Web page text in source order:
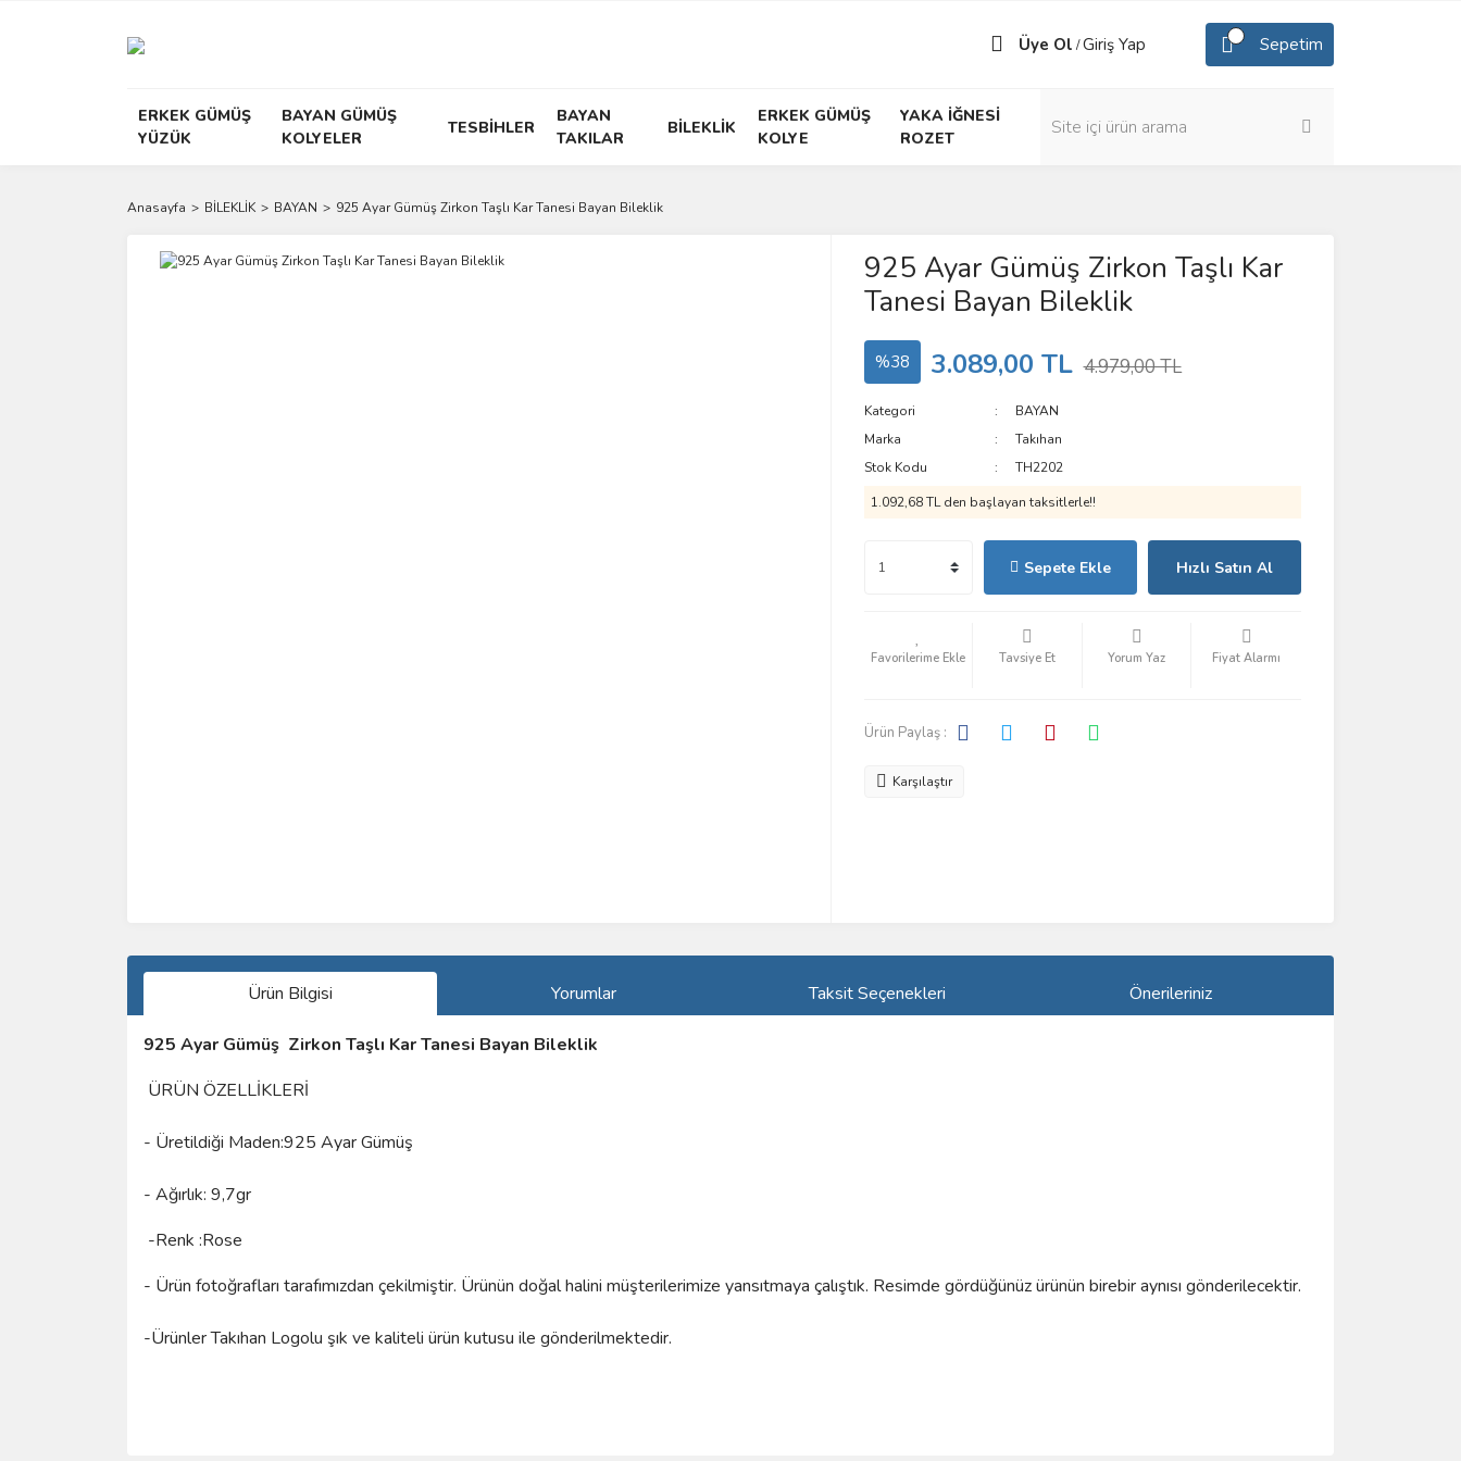
Üye Ol /Giriş Yap Sepetim
ERKEK GÜMÜŞ
YÜZÜK
BAYAN GÜMÜŞ
KOLYELER
TESBİHLER
BAYAN
TAKILAR
BİLEKLİK
ERKEK GÜMÜŞ
KOLYE
YAKA İĞNESİ
ROZET
Anasayfa BİLEKLİK BAYAN 925 Ayar Gümüş Zirkon Taşlı Kar Tanesi Bayan Bileklik
925 Ayar Gümüş Zirkon Taşlı Kar
Tanesi Bayan Bileklik
%38 3.089,00 TL 4.979,00 TL
Kategori
BAYAN
Marka
Takıhan
Stok Kodu
TH2202
1.092,68 TL den başlayan taksitlerle!!
Sepete Ekle Hızlı Satın Al
Tavsiye Et Yorum Yaz Fiyat Alarmı
Ürün Paylaş :
Karşılaştır
Ürün Bilgisi Yorumlar Taksit Seçenekleri Önerileriniz
925 Ayar Gümüş Zirkon Taşlı Kar Tanesi Bayan Bileklik
ÜRÜN ÖZELLİKLERİ
- Üretildiği Maden:925 Ayar Gümüş
- Ağırlık: 9,7gr
-Renk :Rose
- Ürün fotoğrafları tarafımızdan çekilmiştir. Ürünün doğal halini müşterilerimize yansıtmaya çalıştık. Resimde gördüğünüz ürünün birebir aynısı gönderilecektir.
-Ürünler Takıhan Logolu şık ve kaliteli ürün kutusu ile gönderilmektedir.